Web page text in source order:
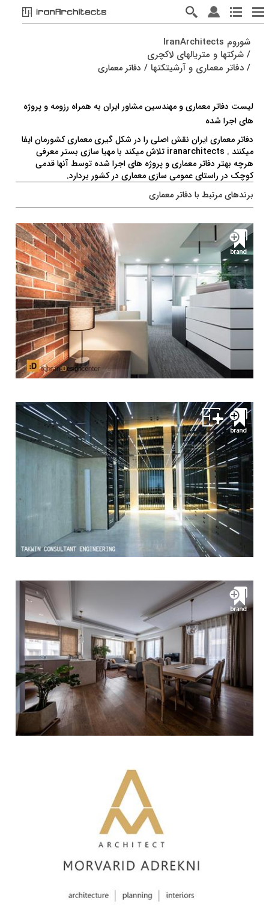
شوروم IranArchitects
/ شرکتها و متریالهای لاکچری
/ دفاتر معماری و آرشیتکتها / دفاتر معماری
لیست دفاتر معماری و مهندسین مشاور ایران به همراه رزومه و پروژه
های اجرا شده
دفاتر معماری ایران نقش اصلی را در شکل گیری معماری کشورمان ایفا
میکنند . iranarchitects تلاش میکند با مهیا سازی بستر معرفی
هرچه بهتر دفاتر معماری و پروژه های اجرا شده توسط آنها قدمی
کوچک در راستای عمومی سازی معماری در کشور بردارد.
برندهای مرتبط با دفاتر معماری